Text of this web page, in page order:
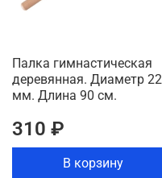
Палка гимнастическая
деревянная. Диаметр 22
мм. Длина 90 см.
310 ₽
В корзину